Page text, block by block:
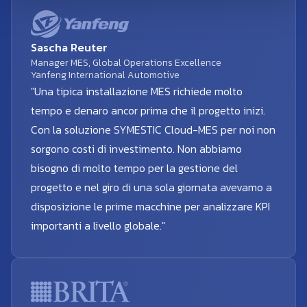
Sascha Reuter
Manager MES, Global Operations Excellence
Yanfeng International Automotive
"Una tipica installazione MES richiede molto
tempo e denaro ancor prima che il progetto inizi.
Con la soluzione SYMESTIC Cloud-MES per noi non
sorgono costi di investimento. Non abbiamo
bisogno di molto tempo per la gestione del
progetto e nel giro di una sola giornata avevamo a
disposizione le prime macchine per analizzare KPI
importanti a livello globale."